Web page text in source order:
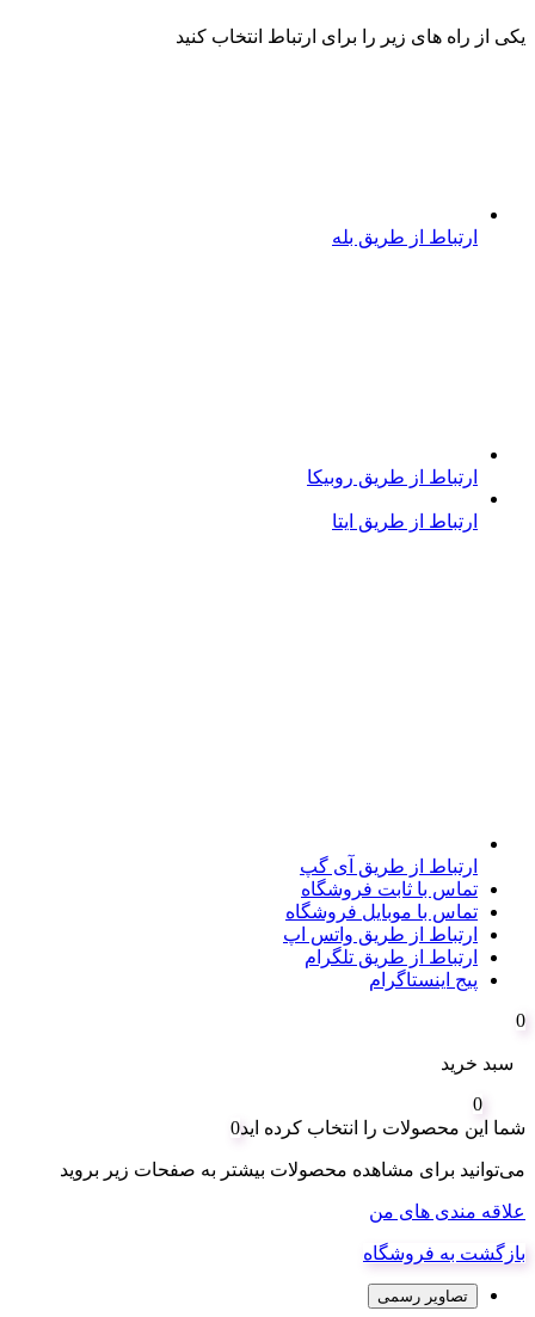
یکی از راه های زیر را برای ارتباط انتخاب کنید
ارتباط از طریق بله
ارتباط از طریق روبیکا
ارتباط از طریق ایتا
ارتباط از طریق آی گپ
تماس با ثابت فروشگاه
تماس با موبایل فروشگاه
ارتباط از طریق واتس اپ
ارتباط از طریق تلگرام
پیج اینستاگرام
0
سبد خرید
0
شما این محصولات را انتخاب کرده اید0
می‌توانید برای مشاهده محصولات بیشتر به صفحات زیر بروید
علاقه مندی های من
بازگشت به فروشگاه
تصاویر رسمی